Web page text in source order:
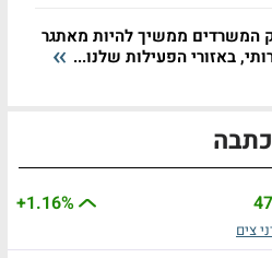
המשרדים ממשיך להיות מאתגר
באזורי הפעילות שלנו...
+1.16%
צים